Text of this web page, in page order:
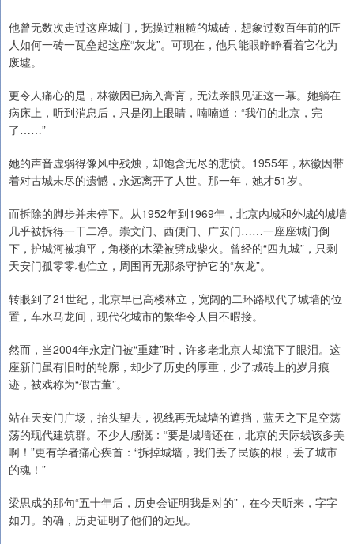
他曾无数次走过这座城门，抚摸过粗糙的城砖，想象过数百年前的匠
人如何一砖一瓦垒起这座“灰龙”。可现在，他只能眼睁睁看着它化为
废墟。
更令人痛心的是，林徽因已病入膏肓，无法亲眼见证这一幕。她躺在
病床上，听到消息后，只是闭上眼睛，喃喃道：“我们的北京，完
了……”
她的声音虚弱得像风中残烛，却饱含无尽的悲愤。1955年，林徽因带
着对古城未尽的遗憾，永远离开了人世。那一年，她才51岁。
而拆除的脚步并未停下。从1952年到1969年，北京内城和外城的城墙
几乎被拆得一干二净。崇文门、西便门、广安门……一座座城门倒
下，护城河被填平，角楼的木梁被劈成柴火。曾经的“四九城”，只剩
天安门孤零零地伫立，周围再无那条守护它的“灰龙”。
转眼到了21世纪，北京早已高楼林立，宽阔的二环路取代了城墙的位
置，车水马龙间，现代化城市的繁华令人目不暇接。
然而，当2004年永定门被“重建”时，许多老北京人却流下了眼泪。这
座新门虽有旧时的轮廓，却少了历史的厚重，少了城砖上的岁月痕
迹，被戏称为“假古董”。
站在天安门广场，抬头望去，视线再无城墙的遮挡，蓝天之下是空荡
荡的现代建筑群。不少人感慨：“要是城墙还在，北京的天际线该多美
啊！”更有学者痛心疾首：“拆掉城墙，我们丢了民族的根，丢了城市
的魂！”
梁思成的那句“五十年后，历史会证明我是对的”，在今天听来，字字
如刀。的确，历史证明了他们的远见。